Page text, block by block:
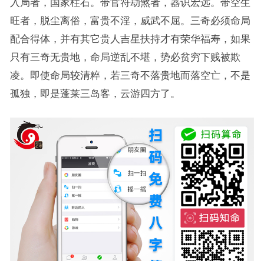
入局者，国家柱石。带官符劫煞者，器识宏远。带空生
旺者，脱尘离俗，富贵不淫，威武不屈。三奇必须命局
配合得体，并有其它贵人吉星扶持才有荣华福寿，如果
只有三奇无贵地，命局逆乱不堪，势必贫穷下贱被欺
凌。即使命局较清粹，若三奇不落贵地而落空亡，不是
孤独，即是蓬莱三岛客，云游四方了。